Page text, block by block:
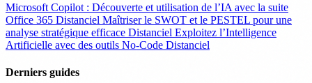
Microsoft Copilot : Découverte et utilisation de l’IA avec la suite
Office 365 Distanciel Maîtriser le SWOT et le PESTEL pour une
analyse stratégique efficace Distanciel Exploitez l’Intelligence
Artificielle avec des outils No-Code Distanciel
Derniers guides